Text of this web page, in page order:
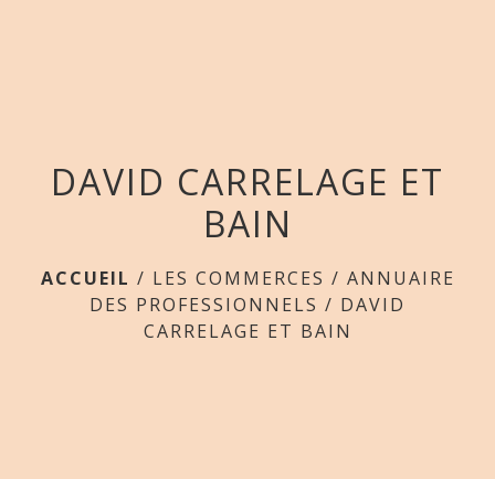
DAVID CARRELAGE ET
BAIN
ACCUEIL / LES COMMERCES / ANNUAIRE
DES PROFESSIONNELS / DAVID
CARRELAGE ET BAIN